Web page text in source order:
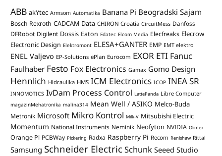
ABB akYtec Armsom Automatika Banana Pi Beogradski Sajam
Bosch Rexroth CADCAM Data CHIRON Croatia CircuitMess Danfoss
DFRobot Digilent Dossis Eaton Edatec Elcom Media Elecfreaks Elecrow
Electronic Design Elektromont ELESA+GANTER EMP EMT elektro
ENEL Valjevo EP-Solutions ePlan Eurocom EXOR ETI Fanuc
Faulhaber Festo Fox Electronics Gamax Gomo Design
Hennlich Hidraulika HMS ICM Electronics ICOP INEA SR
INNOMOTICS IvDam Process Control LattePanda Libre Computer
magazinMehatronika malina314 Mean Well / ASIKO Melco-Buda
Metronik Microsoft Mikro Kontrol Milk-V Mitsubishi Electric
Momentum National Instruments Neminik Neofyton NVIDIA Olimex
Orange Pi PCBWay Pickering Radxa Raspberry Pi Recom Renishaw Rittal
Samsung Schneider ElectricSchunk Seeed Studio